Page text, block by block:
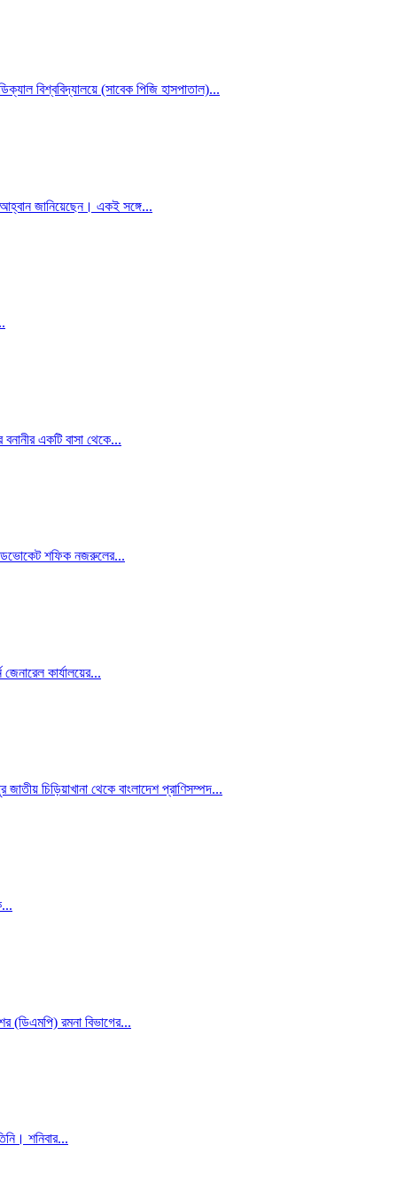
বিশ্ববিদ্যালয়ে (সাবেক পিজি হাসপাতাল)...
আহ্বান জানিয়েছেন। একই সঙ্গে...
একটি বাসা থেকে...
শফিক নজরুলের...
কার্যালয়ের...
চিড়িয়াখানা থেকে বাংলাদেশ প্রাণিসম্পদ...
(ডিএমপি) রমনা বিভাগের...
শনিবার...